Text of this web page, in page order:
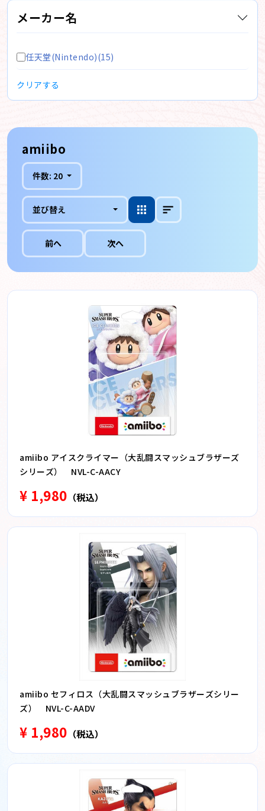
メーカー名
任天堂(Nintendo)(15)
クリアする
amiibo
件数: 20
並び替え
前へ 次へ
amiibo アイスクライマー（大乱闘スマッシュブラザーズ
シリーズ） NVL-C-AACY
¥ 1,980 （税込）
amiibo セフィロス（大乱闘スマッシュブラザーズシリー
ズ） NVL-C-AADV
¥ 1,980 （税込）